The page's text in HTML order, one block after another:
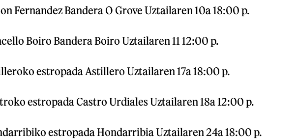
Fernandez Bandera O Grove Uztailaren 10a 18:00 p.
Boiro Bandera Boiro Uztailaren 11 12:00 p.
estropada Astillero Uztailaren 17a 18:00 p.
estropada Castro Urdiales Uztailaren 18a 12:00 p.
estropada Hondarribia Uztailaren 24a 18:00 p.